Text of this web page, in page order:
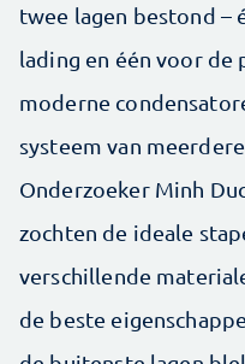
twee lagen bestond –
lading en één voor de
moderne
systeem van
Onderzoeker Minh
zochten de ideale
verschillende
de beste